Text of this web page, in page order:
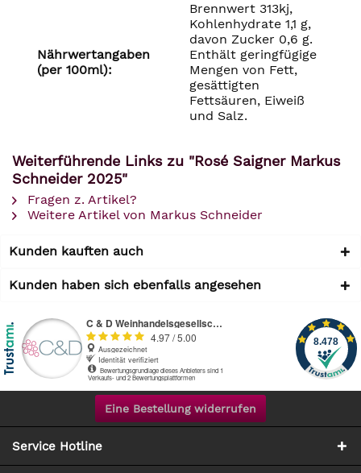
Nährwertangaben
(per 100ml):
Brennwert 313kj,
Kohlenhydrate 1,1 g,
davon Zucker 0,6 g.
Enthält geringfügige
Mengen von Fett,
gesättigten
Fettsäuren, Eiweiß
und Salz.
Weiterführende Links zu "Rosé Saigner Markus
Schneider 2025"
Fragen z. Artikel?
Weitere Artikel von Markus Schneider
Kunden kauften auch
Kunden haben sich ebenfalls angesehen
Eine Bestellung widerrufen
Service Hotline